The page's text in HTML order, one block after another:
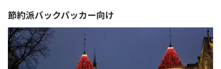
節約派バックパッカー向け